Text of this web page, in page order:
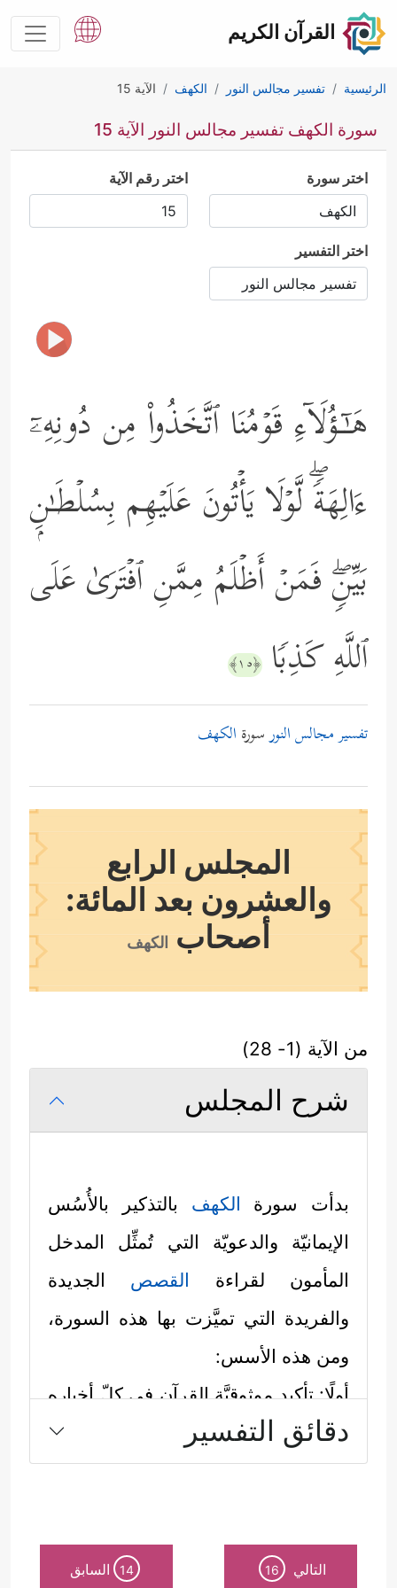
القرآن الكريم
الرئيسية تفسير مجالس النور الكهف الآية 15
سورة الكهف تفسير مجالس النور الآية 15
اختر سورة اختر رقم الآية
اختر التفسير
هَـٰۤـؤُلَاۤءِ قَوۡمُنَا ٱتَّخَذُواْ مِن دُونِهِۦۤ
ءَالِهَةࣰۖ لَّوۡلَا یَأۡتُونَ عَلَیۡهِم بِسُلۡطَـٰنِۭ
بَیِّنࣲۖ فَمَنۡ أَظۡلَمُ مِمَّنِ ٱفۡتَرَىٰ عَلَى
ٱللَّهِ كَذِبࣰا ﴿١٥﴾
تفسير مجالس النورسورة الكهف
المجلس الرابع
والعشرون بعد المائة:
أصحاب
الكهف
من الآية (1- 28)
شرح المجلس
بدأت سورة الكهف بالتذكير بالأُسُس
الإيمانيّة والدعويّة التي تُمثِّل المدخل
المأمون لقراءة القصص الجديدة
والفريدة التي تميَّزت بها هذه السورة،
ومن هذه الأسس:
أولًا: تأكيد موثوقيَّة القرآن في كلّ أخباره
وأحكامه ﴿ٱلۡحَمۡدُ لِلَّهِ ٱلَّذِیۤ أَنزَلَ عَلَىٰ عَبۡدِهِ
نِذارة وبِشارة
﴿قَیِّمࣰا لِّیُنذِرَ بَأۡسࣰا شَدِیدࣰا مِّن لَّدُنۡهُ
دقائق التفسير
التالي 16
14 السابق